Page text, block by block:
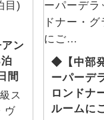
ン
間
ス
ヴ
◆【中部
ーパーデ
ロンドナ
ルームに